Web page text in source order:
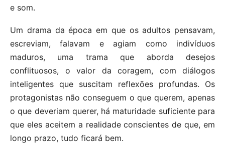
e som.
Um drama da época em que os adultos pensavam,
escreviam, falavam e agiam como indivíduos
maduros, uma trama que aborda desejos
conflituosos, o valor da coragem, com diálogos
inteligentes que suscitam reflexões profundas. Os
protagonistas não conseguem o que querem, apenas
o que deveriam querer, há maturidade suficiente para
que eles aceitem a realidade conscientes de que, em
longo prazo, tudo ficará bem.